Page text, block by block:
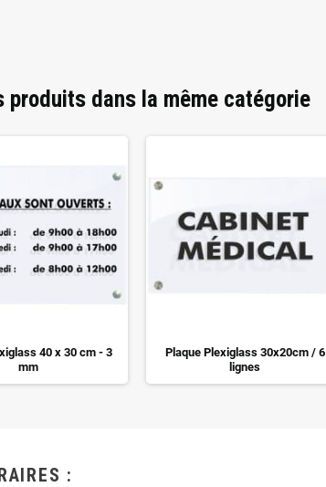
produits dans la même catégorie
40 x 30 cm - 3
mm
Plaque Plexiglass 30x20cm / 6
lignes
: